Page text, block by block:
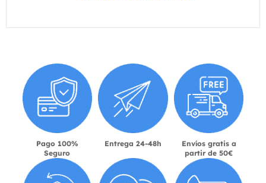
Pago 100%
Seguro
Entrega 24-48h
Envíos gratis a
partir de 50€